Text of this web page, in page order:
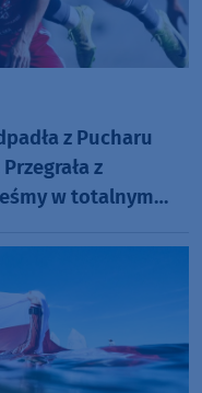
z Pucharu
z
w totalnym